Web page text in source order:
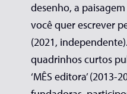
desenho, a
você quer escrever
(2021,
quadrinhos curtos
‘MÊS editora’